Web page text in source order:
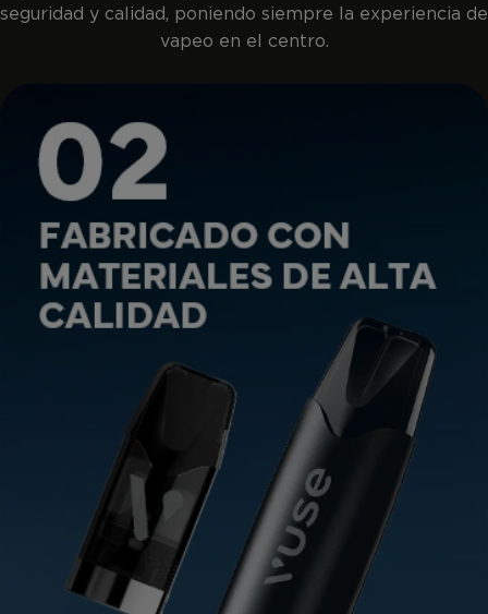
seguridad y calidad, poniendo siempre la experiencia de
vapeo en el centro.